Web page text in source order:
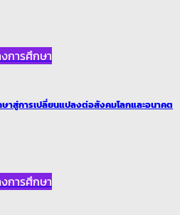
การศึกษา
าสู่การเปลี่ยนแปลงต่อสังคมโลกและอนาคต
การศึกษา